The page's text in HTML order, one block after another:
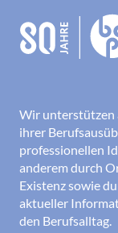
Wir unterstützen
ihrer
professionellen
anderem durch
Existenz sowie
aktueller
den Berufsalltag.